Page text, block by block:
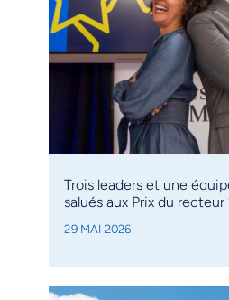
Trois leaders et une
salués aux Prix du
29 MAI 2026